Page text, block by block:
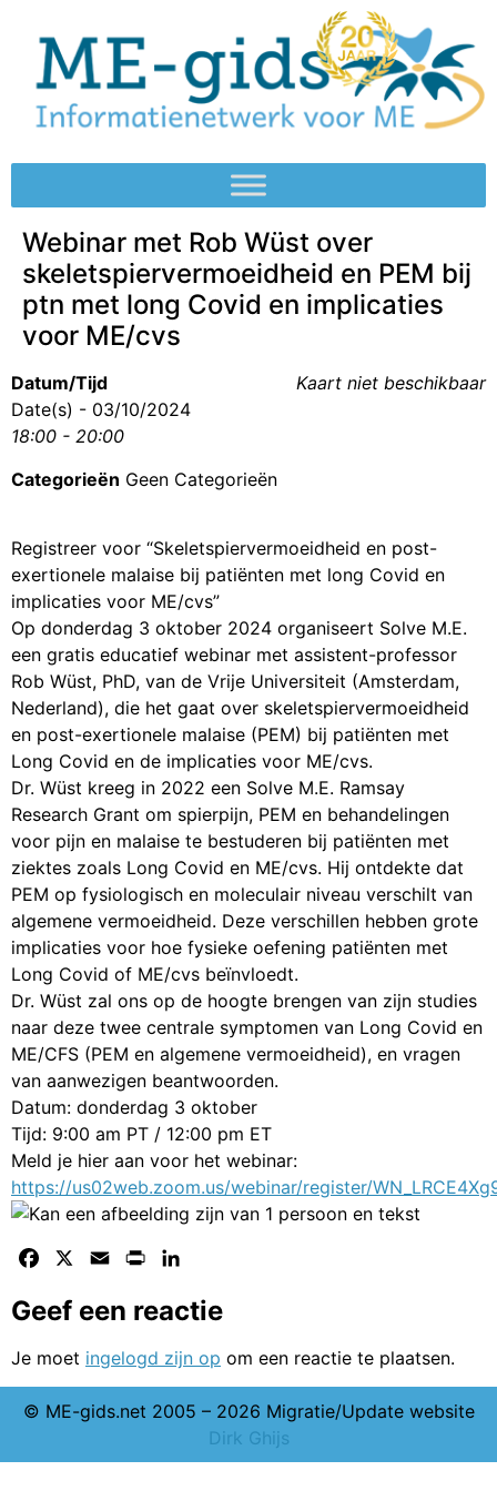
Webinar met Rob Wüst over
skeletspiervermoeidheid en PEM bij
ptn met long Covid en implicaties
voor ME/cvs
Kaart niet beschikbaar
Datum/Tijd
Date(s) - 03/10/2024
18:00 - 20:00
Categorieën Geen Categorieën
Registreer voor “Skeletspiervermoeidheid en post-
exertionele malaise bij patiënten met long Covid en
implicaties voor ME/cvs”
Op donderdag 3 oktober 2024 organiseert Solve M.E.
een gratis educatief webinar met assistent-professor
Rob Wüst, PhD, van de Vrije Universiteit (Amsterdam,
Nederland), die het gaat over skeletspiervermoeidheid
en post-exertionele malaise (PEM) bij patiënten met
Long Covid en de implicaties voor ME/cvs.
Dr. Wüst kreeg in 2022 een Solve M.E. Ramsay
Research Grant om spierpijn, PEM en behandelingen
voor pijn en malaise te bestuderen bij patiënten met
ziektes zoals Long Covid en ME/cvs. Hij ontdekte dat
PEM op fysiologisch en moleculair niveau verschilt van
algemene vermoeidheid. Deze verschillen hebben grote
implicaties voor hoe fysieke oefening patiënten met
Long Covid of ME/cvs beïnvloedt.
Dr. Wüst zal ons op de hoogte brengen van zijn studies
naar deze twee centrale symptomen van Long Covid en
ME/CFS (PEM en algemene vermoeidheid), en vragen
van aanwezigen beantwoorden.
Datum: donderdag 3 oktober
Tijd: 9:00 am PT / 12:00 pm ET
Meld je hier aan voor het webinar:
https://us02web.zoom.us/webinar/register/
Facebook Email Print
Geef een reactie
Je moet ingelogd zijn op om een reactie te plaatsen.
© ME-gids.net 2005 – 2026 Migratie/Update website
Dirk Ghijs